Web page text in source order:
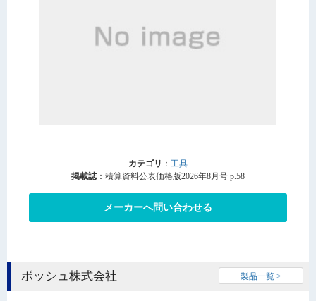
カテゴリ ： 工具
掲載誌 ：積算資料公表価格版2026年8月号 p.58
メーカーへ問い合わせる
ボッシュ株式会社 製品一覧 >